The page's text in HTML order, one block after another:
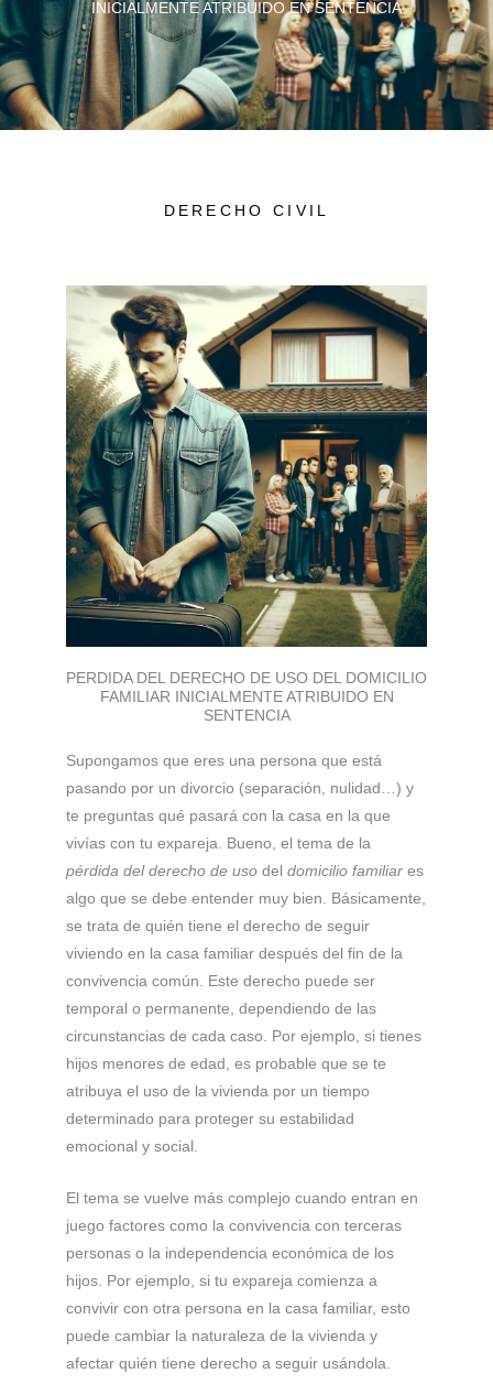
INICIALMENTE ATRIBUIDO EN SENTENCIA
DERECHO CIVIL
PERDIDA DEL DERECHO DE USO DEL DOMICILIO
FAMILIAR INICIALMENTE ATRIBUIDO EN
SENTENCIA
Supongamos que eres una persona que está
pasando por un divorcio (separación, nulidad…) y
te preguntas qué pasará con la casa en la que
vivías con tu expareja. Bueno, el tema de la
pérdida del derecho de uso del domicilio familiar es
algo que se debe entender muy bien. Básicamente,
se trata de quién tiene el derecho de seguir
viviendo en la casa familiar después del fin de la
convivencia común. Este derecho puede ser
temporal o permanente, dependiendo de las
circunstancias de cada caso. Por ejemplo, si tienes
hijos menores de edad, es probable que se te
atribuya el uso de la vivienda por un tiempo
determinado para proteger su estabilidad
emocional y social.
El tema se vuelve más complejo cuando entran en
juego factores como la convivencia con terceras
personas o la independencia económica de los
hijos. Por ejemplo, si tu expareja comienza a
convivir con otra persona en la casa familiar, esto
puede cambiar la naturaleza de la vivienda y
afectar quién tiene derecho a seguir usándola.